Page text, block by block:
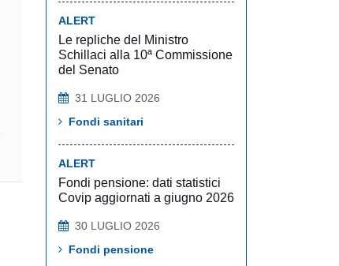
ALERT
Le repliche del Ministro
Schillaci alla 10ª Commissione
del Senato
31 LUGLIO 2026
Fondi sanitari
ALERT
Fondi pensione: dati statistici
Covip aggiornati a giugno 2026
30 LUGLIO 2026
Fondi pensione